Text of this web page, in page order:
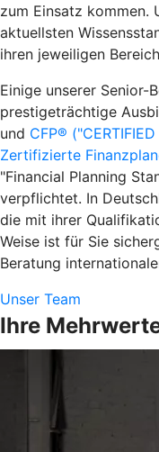
zum Einsatz kommen.
aktuellsten
ihren jeweiligen
Einige unserer Senior-
prestigeträchtige
und CFP®
Zertifizierte
"Financial Planning
verpflichtet. In
die mit ihrer
Weise ist für Sie
Beratung
Unser Team
Ihre